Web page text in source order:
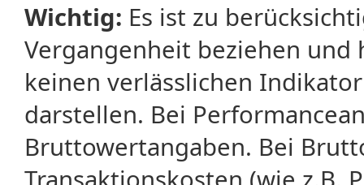
Wichtig: Es ist zu
Vergangenheit beziehen
keinen verlässlichen
darstellen. Bei
Bruttowertangaben. Bei